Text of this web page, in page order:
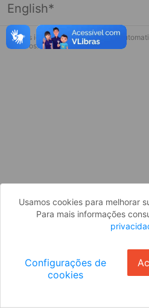
Página
Desculpe, algo deu
English*
* Esses idiomas serão traduzidos
terceiros.
Usamos cookies para melhorar
Para mais informações
Configurações de
cookies